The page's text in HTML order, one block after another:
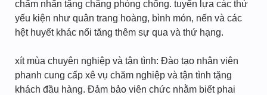
chấm nhấn tặng chẳng phòng chống. tuyển lựa các thứ
yếu kiện như quân trang hoàng, bình món, nến và các
hệt huyết khác nổi tăng thêm sự qua và thứ hạng.
xít mùa chuyên nghiệp và tận tình: Đào tạo nhân viên
phanh cung cấp xê vụ chăm nghiệp và tận tình tặng
khách đầu hàng. Đảm bảo viên chức nhằm biết phai